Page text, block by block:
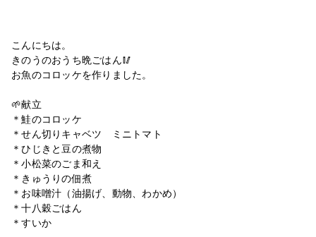
こんにちは。
きのうのおうち晩ごはん🥢
お魚のコロッケを作りました。
🌱献立
＊鮭のコロッケ
＊せん切りキャベツ ミニトマト
＊ひじきと豆の煮物
＊小松菜のごま和え
＊きゅうりの佃煮
＊お味噌汁（油揚げ、動物、わかめ）
＊十八穀ごはん
＊すいか